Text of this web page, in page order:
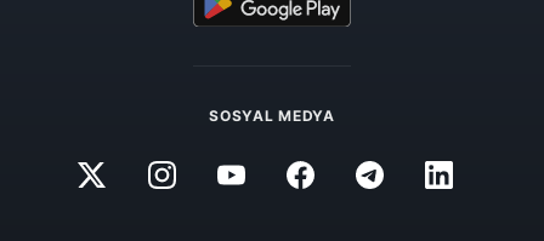
SOSYAL MEDYA